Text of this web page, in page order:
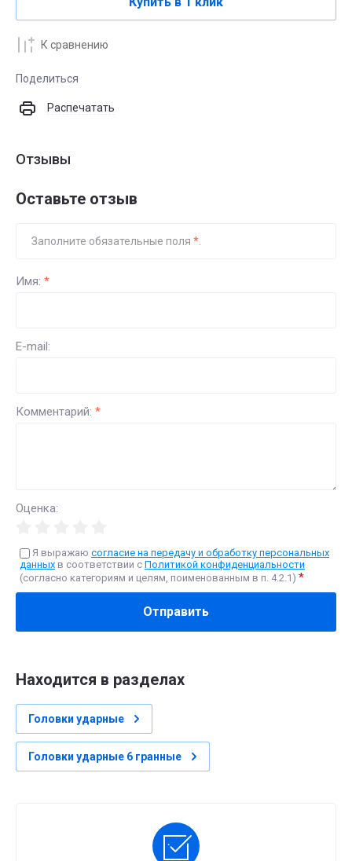
К сравнению
Поделиться
Распечатать
Отзывы
Оставьте отзыв
Заполните обязательные поля *
Имя: *
E-mail:
Комментарий: *
Оценка:
Я выражаю согласие на передачу и обработку персональных
данных в соответствии с Политикой конфиденциальности
(согласно категориям и целям, поименованным в п. 4.2.1) *
Отправить
Находится в разделах
Головки ударные
Головки ударные 6 гранные